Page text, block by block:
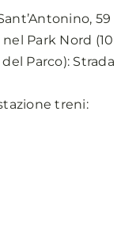
59
Park Nord (10
Parco): Strada
treni: